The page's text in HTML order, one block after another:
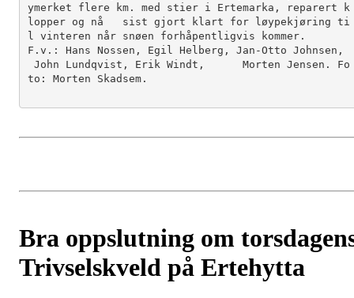
ymerket flere km. med stier i Ertemarka, reparert k
lopper og nå   sist gjort klart for løypekjøring ti
l vinteren når snøen forhåpentligvis kommer.
F.v.: Hans Nossen, Egil Helberg, Jan-Otto Johnsen,
John Lundqvist, Erik Windt,      Morten Jensen. Fo
to: Morten Skadsem.
Bra oppslutning om
Trivselskveld på Ertehytta